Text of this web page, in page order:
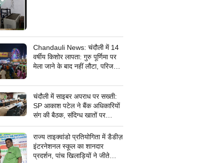
Chandauli News: चंदौली में 14
वर्षीय किशोर लापता: गुरु पूर्णिमा पर
मेला जाने के बाद नहीं लौटा, परिजनों
गुमशुदगी
चंदौली में साइबर अपराध पर सख्ती:
SP आकाश पटेल ने बैंक अधिकारियों
संग की बैठक, संदिग्ध खातों पर
निगरानी के दिए निर्देश
राज्य ताइक्वांडो प्रतियोगिता में डैडीज़
इंटरनेशनल स्कूल का शानदार
प्रदर्शन, पांच खिलाड़ियों ने जीते